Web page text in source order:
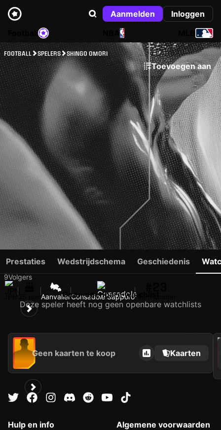
Aanmelden
Inloggen
NBA
FOOTBALL SPELERS SHINGO OMORI
Toevoegen aan
SHINGO OMORI
9Volgers
AanvallerConsadole SapporoShirtnummer
Prestaties Wedstrijdschema Geschiedenis
Geen openbare watchlist
Deze speler heeft nog geen openbare watchlists
Geen kaarten te koop Kaarten
2023
Hulp en info
Algemene voorwaarden